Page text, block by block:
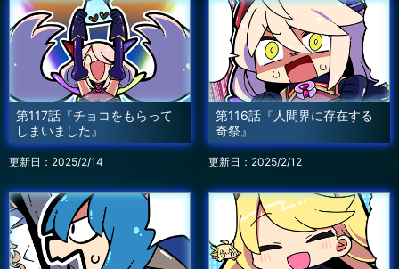
第117話『チョコをもらって
しまいました』
更新日：2025/2/14
第116話『人間界に存在する
奇祭』
更新日：2025/2/12